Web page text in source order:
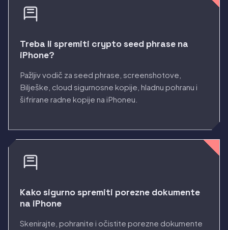
Treba li spremiti crypto seed phrase na
iPhone?
Pažljiv vodič za seed phrase, screenshotove,
Bilješke, cloud sigurnosne kopije, hladnu pohranu i
šifrirane radne kopije na iPhoneu.
Kako sigurno spremiti porezne dokumente
na iPhone
Skenirajte, pohranite i očistite porezne dokumente